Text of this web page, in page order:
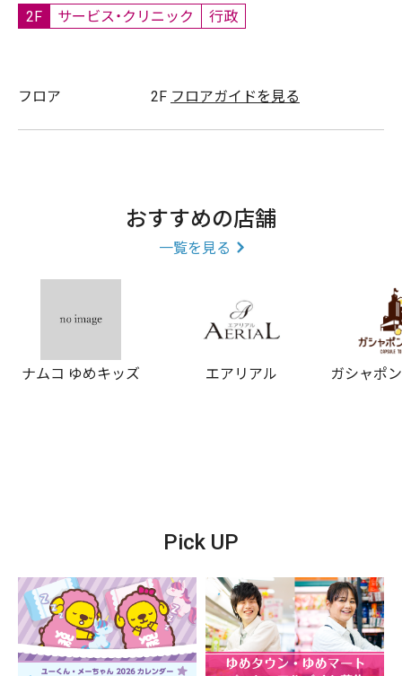
2F サービス・クリニック 行政
フロア 2F フロアガイドを見る
おすすめの店舗
一覧を見る
ナムコ ゆめキッズ エアリアル ガシャポ
Pick UP